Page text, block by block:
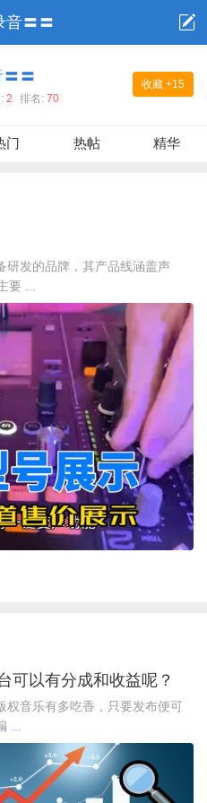
音〓〓
收藏 +15
〓
2 排名: 70
门 热帖 精华
研发的品牌，其产品线涵盖声
要 ...
可以有分成和收益呢？
权音乐有多吃香，只要发布便可
...